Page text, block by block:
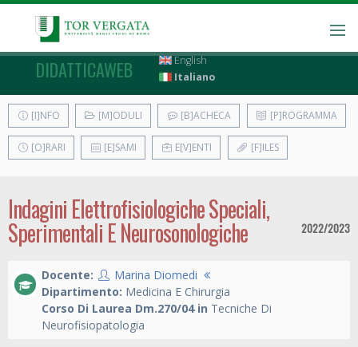
DIDATTICAWEB
English
Italiano
[I]NFO [M]ODULI [B]ACHECA [P]ROGRAMMA
[O]RARI [E]SAMI E[V]ENTI [F]ILES
Indagini Elettrofisiologiche Speciali,
Sperimentali E Neurosonologiche 2022/2023
Docente:
Marina Diomedi
Dipartimento: Medicina E Chirurgia
Corso Di Laurea Dm.270/04 in Tecniche Di
Neurofisiopatologia